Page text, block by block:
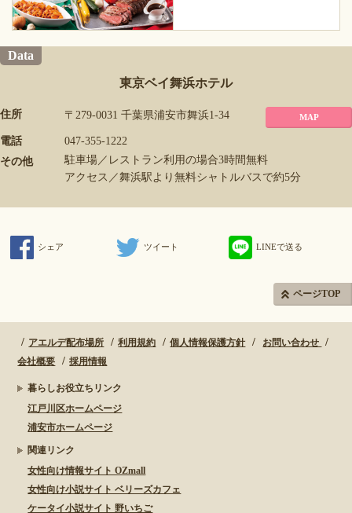
Data
東京ベイ舞浜ホテル
住所 〒279-0031 千葉県浦安市舞浜1-34 MAP
電話
047-355-1222
その他
駐車場／レストラン利用の場合3時間無料
アクセス／舞浜駅より無料シャトルバスで約5分
シェア ツイート LINEで送る
ページTOP
アエルデ配布場所 利用規約 個人情報保護方針
お問い合わせ
会社概要
採用情報
暮らしお役立ちリンク
江戸川区ホームページ
浦安市ホームページ
関連リンク
女性向け情報サイト OZmall
女性向け小説サイト ベリーズカフェ
ケータイ小説サイト 野いちご